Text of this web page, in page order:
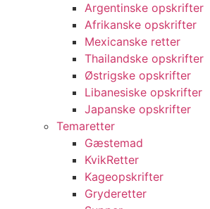
Argentinske opskrifter
Afrikanske opskrifter
Mexicanske retter
Thailandske opskrifter
Østrigske opskrifter
Libanesiske opskrifter
Japanske opskrifter
Temaretter
Gæstemad
KvikRetter
Kageopskrifter
Gryderetter